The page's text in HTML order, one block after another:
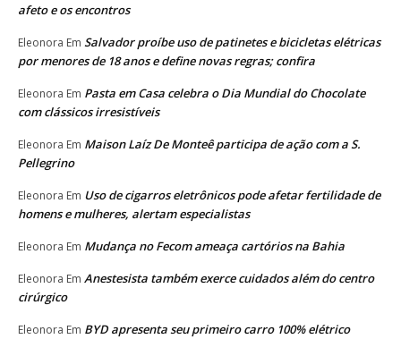
afeto e os encontros
Eleonora Em Salvador proíbe uso de patinetes e bicicletas elétricas
por menores de 18 anos e define novas regras; confira
Eleonora Em Pasta em Casa celebra o Dia Mundial do Chocolate
com clássicos irresistíveis
Eleonora Em Maison Laíz De Monteê participa de ação com a S.
Pellegrino
Eleonora Em Uso de cigarros eletrônicos pode afetar fertilidade de
homens e mulheres, alertam especialistas
Eleonora Em Mudança no Fecom ameaça cartórios na Bahia
Eleonora Em Anestesista também exerce cuidados além do centro
cirúrgico
Eleonora Em BYD apresenta seu primeiro carro 100% elétrico